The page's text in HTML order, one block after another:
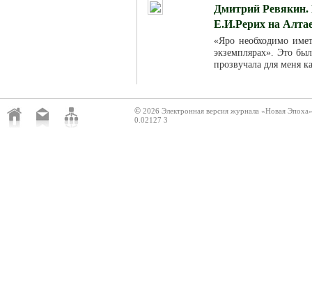
Дмитрий Ревякин.
Е.И.Рерих на
«Яро необходимо
экземплярах». Это
прозвучала для меня
© 2026 Электронная версия журнала «Новая Эпоха»
0.02127 3